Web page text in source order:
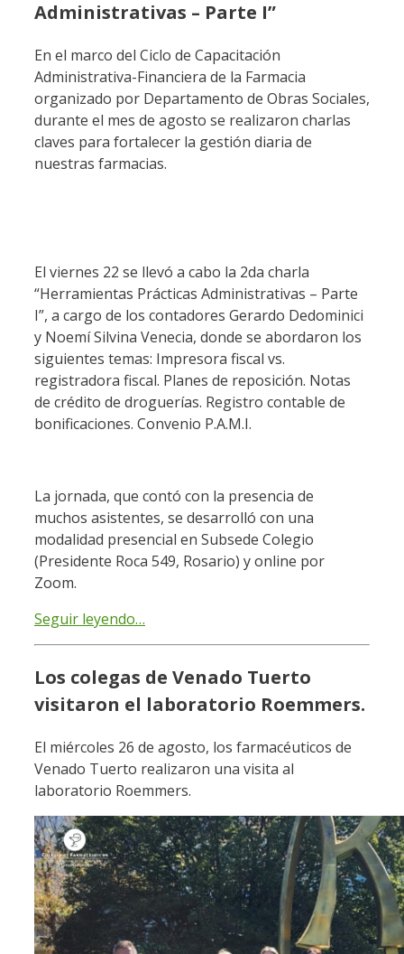
Administrativas – Parte I”
En el marco del Ciclo de Capacitación
Administrativa-Financiera de la Farmacia
organizado por Departamento de Obras Sociales,
durante el mes de agosto se realizaron charlas
claves para fortalecer la gestión diaria de
nuestras farmacias.
El viernes 22 se llevó a cabo la 2da charla
“Herramientas Prácticas Administrativas – Parte
I”, a cargo de los contadores Gerardo Dedominici
y Noemí Silvina Venecia, donde se abordaron los
siguientes temas: Impresora fiscal vs.
registradora fiscal. Planes de reposición. Notas
de crédito de droguerías. Registro contable de
bonificaciones. Convenio P.A.M.I.
La jornada, que contó con la presencia de
muchos asistentes, se desarrolló con una
modalidad presencial en Subsede Colegio
(Presidente Roca 549, Rosario) y online por
Zoom.
Seguir leyendo…
Los colegas de Venado Tuerto
visitaron el laboratorio Roemmers.
El miércoles 26 de agosto, los farmacéuticos de
Venado Tuerto realizaron una visita al
laboratorio Roemmers.